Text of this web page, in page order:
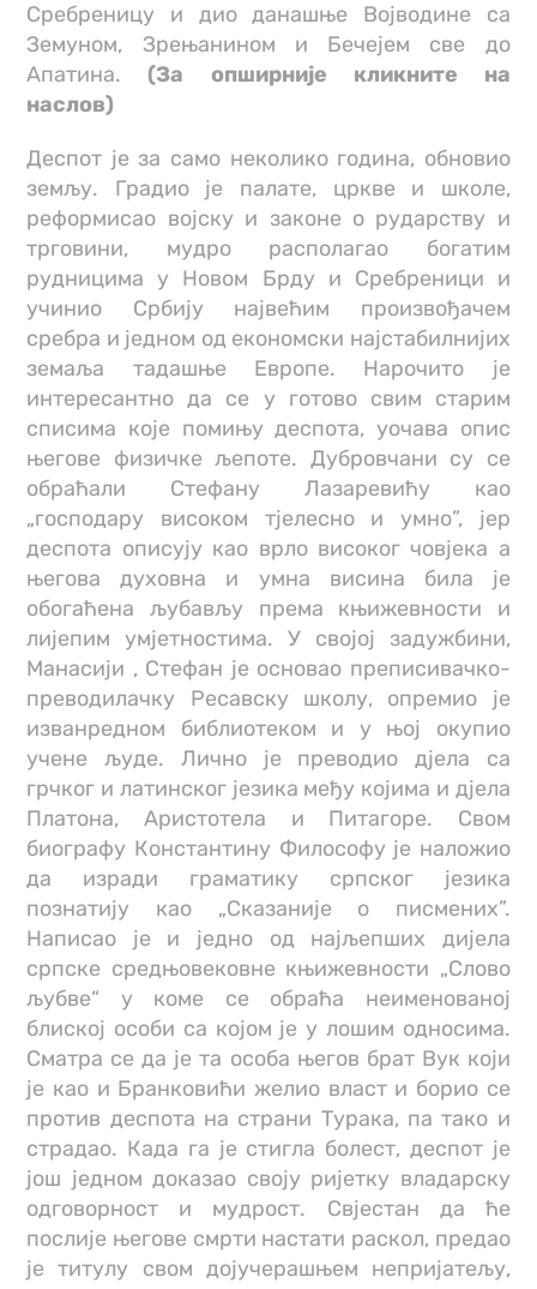
Сребреницу и дио данашње Војводине са
Земуном, Зрењанином и Бечејем све до
Апатина.(За опширније кликните на
наслов)
Деспот је за само неколико година, обновио
земљу. Градио је палате, цркве и школе,
реформисао војску и законе о рударству и
трговини, мудро располагао богатим
рудницима у Новом Брду и Сребреници и
учинио Србију највећим произвођачем
сребра и једном од економски најстабилнијих
земаља тадашње Европе. Нарочито је
интересантно да се у готово свим старим
списима које помињу деспота, уочава опис
његове физичке љепоте. Дубровчани су се
обраћали Стефану Лазаревићу као
„господару високом тјелесно и умно”, јер
деспота описују као врло високог човјека а
његова духовна и умна висина била је
обогаћена љубављу према књижевности и
лијепим умjетностима. У својој задужбини,
Манасији , Стефан је основао преписивачко-
преводилачку Ресавску школу, опремио је
изванредном библиотеком и у њој окупио
учене људе. Лично је преводио дјела са
грчког и латинског језика међу којима и дјела
Платона, Аристотела и Питагоре. Свом
биографу Константину Философу је наложио
да изради граматику српског језика
познатију као „Сказаније о писмених”.
Написао је и једно од најљепших дијела
српске средњовековне књижевности „Слово
љубве“ у коме се обраћа неименованој
блиској особи са којом је у лошим односима.
Сматра се да је та особа његов брат Вук који
је као и Бранковићи желио власт и борио се
против деспота на страни Турака, па тако и
страдао. Када га је стигла болест, деспот је
још једном доказао своју ријетку владарску
одговорност и мудрост. Свјестан да ће
послије његове смрти настати раскол, предао
је титулу свом дојучерашњем непријатељу,